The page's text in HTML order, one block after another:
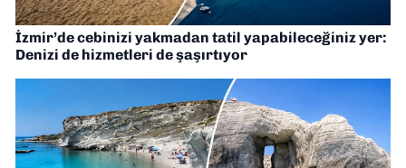
İzmir’de cebinizi yakmadan tatil yapabileceğiniz yer:
Denizi de hizmetleri de şaşırtıyor